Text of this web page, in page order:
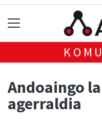
Andoaingo
agerraldia